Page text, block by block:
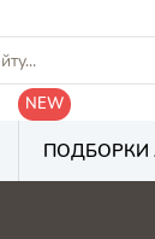
NEW
ПОДБОРКИ